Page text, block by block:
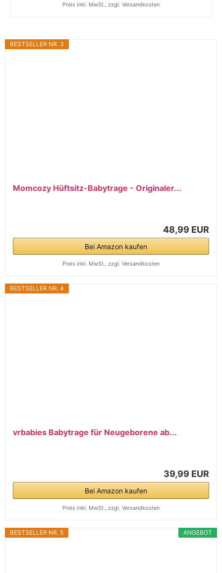
Preis inkl. MwSt., zzgl. Versandkosten
BESTSELLER NR. 3
Momcozy Hüftsitz-Babytrage - Originaler...
48,99 EUR
Bei Amazon kaufen
Preis inkl. MwSt., zzgl. Versandkosten
BESTSELLER NR. 4
vrbabies Babytrage für Neugeborene ab...
39,99 EUR
Bei Amazon kaufen
Preis inkl. MwSt., zzgl. Versandkosten
ANGEBOT
BESTSELLER NR. 5